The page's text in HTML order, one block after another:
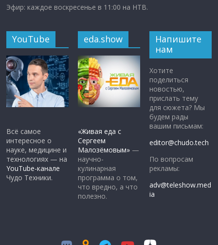
Эфир: каждое воскресенье в 11:00 на НТВ.
YouTube
Всё самое
интересное о
науке, медицине и
технологиях — на
YouTube-канале
Чудо Техники.
eda.show
«Живая еда с
Сергеем
Малозёмовым» —
научно-
кулинарная
программа о том,
что вредно, а что
полезно.
Напишите
нам
Хотите
поделиться
новостью,
прислать тему
для сюжета? Мы
будем рады
вашим письмам:
editor@chudo.tech
По вопросам
рекламы:
adv@teleshow.med
ia